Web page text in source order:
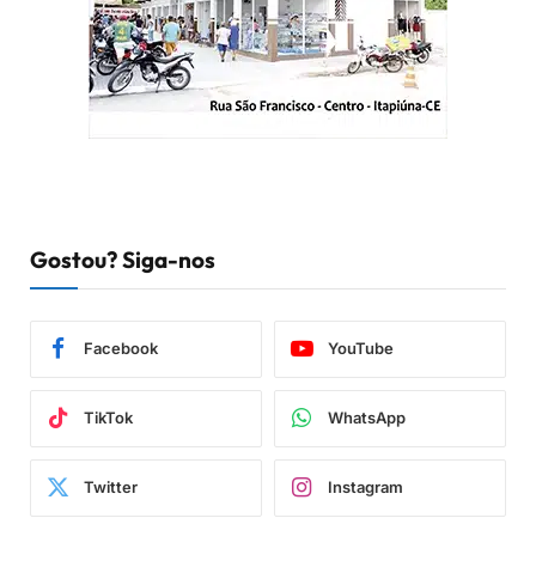
Gostou? Siga-nos
Facebook YouTube
TikTok WhatsApp
Twitter Instagram